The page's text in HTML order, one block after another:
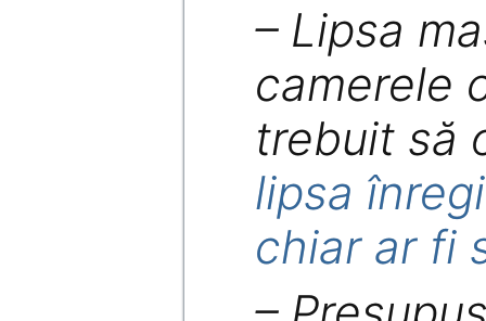
– Lipsa
camerele
trebuit să
lipsa
chiar ar fi